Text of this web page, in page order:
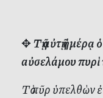
✥Τῇ αὐτῇ
αὐσελάμου πυρὶ
Τὸ πῦρ ὑπελθὼν